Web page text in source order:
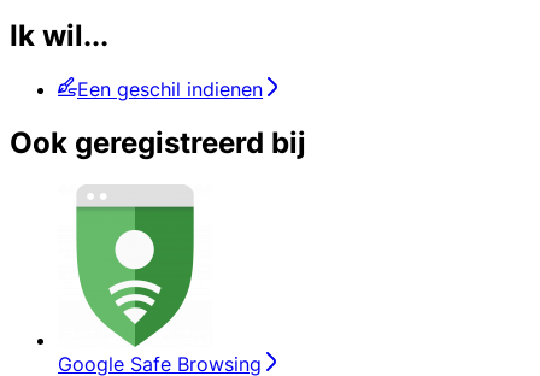
Ik wil...
Een geschil indienen
Ook geregistreerd bij
Google Safe Browsing